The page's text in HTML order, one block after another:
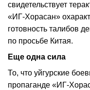
свидетельствует
«ИГ-Хорасан»
готовность талибов
по просьбе Китая.
Еще одна сила
То, что уйгурские
пропаганде «ИГ-